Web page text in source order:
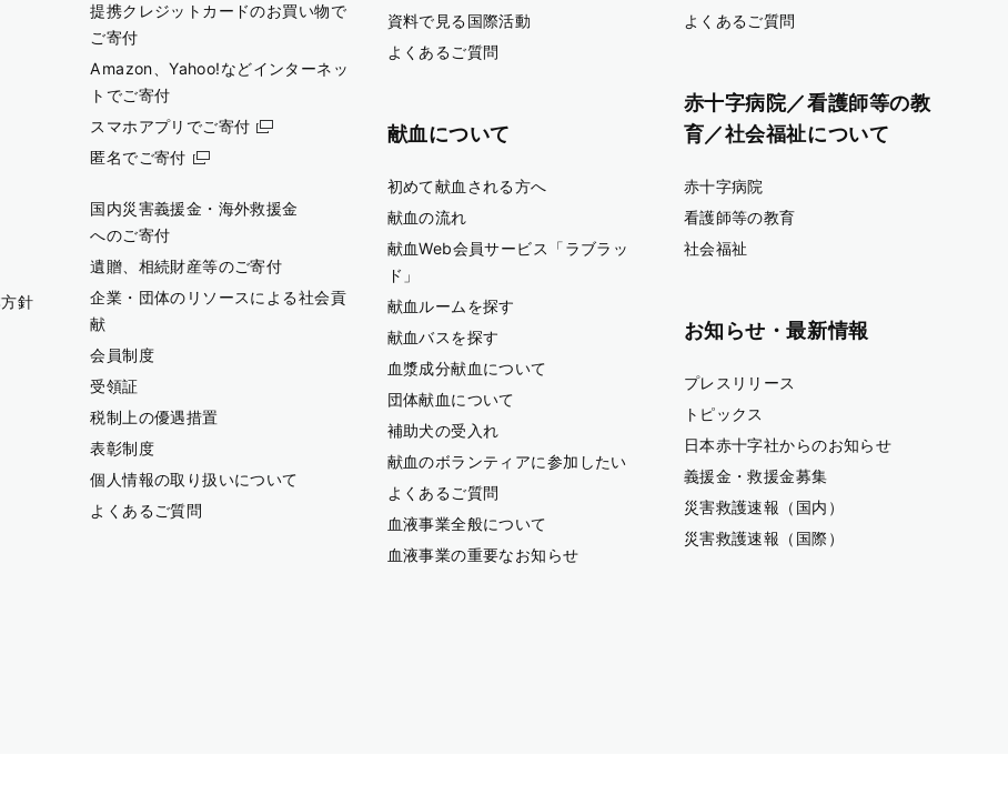
針
提携クレジットカードのお買い物で
ご寄付
Amazon、Yahoo!などインターネッ
トでご寄付
スマホアプリでご寄付
匿名でご寄付
国内災害義援金・海外救援金
へのご寄付
遺贈、相続財産等のご寄付
企業・団体のリソースによる社会貢
献
会員制度
受領証
税制上の優遇措置
表彰制度
個人情報の取り扱いについて
よくあるご質問
資料で見る国際活動
よくあるご質問
献血について
初めて献血される方へ
献血の流れ
献血Web会員サービス「ラブラッ
ド」
献血ルームを探す
献血バスを探す
血漿成分献血について
団体献血について
補助犬の受入れ
献血のボランティアに参加したい
よくあるご質問
血液事業全般について
血液事業の重要なお知らせ
よくあるご質問
赤十字病院／看護師等の教
育／社会福祉について
赤十字病院
看護師等の教育
社会福祉
お知らせ・最新情報
プレスリリース
トピックス
日本赤十字社からのお知らせ
義援金・救援金募集
災害救護速報（国内）
災害救護速報（国際）